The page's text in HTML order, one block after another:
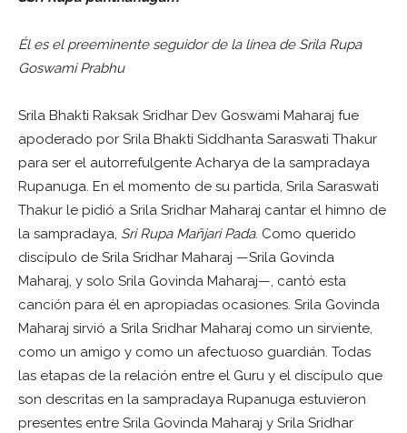
Él es el preeminente seguidor de la línea de Srila Rupa
Goswami Prabhu
Srila Bhakti Raksak Sridhar Dev Goswami Maharaj fue
apoderado por Srila Bhakti Siddhanta Saraswati Thakur
para ser el autorrefulgente Acharya de la sampradaya
Rupanuga. En el momento de su partida, Srila Saraswati
Thakur le pidió a Srila Sridhar Maharaj cantar el himno de
la sampradaya, Sri Rupa Mañjari Pada. Como querido
discípulo de Srila Sridhar Maharaj —Srila Govinda
Maharaj, y solo Srila Govinda Maharaj—, cantó esta
canción para él en apropiadas ocasiones. Srila Govinda
Maharaj sirvió a Srila Sridhar Maharaj como un sirviente,
como un amigo y como un afectuoso guardián. Todas
las etapas de la relación entre el Guru y el discípulo que
son descritas en la sampradaya Rupanuga estuvieron
presentes entre Srila Govinda Maharaj y Srila Sridhar